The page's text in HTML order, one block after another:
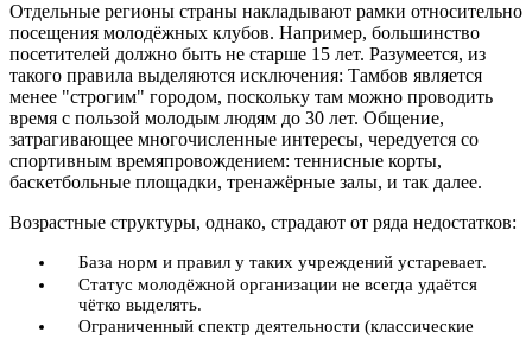
Отдельные регионы страны накладывают рамки относительно
посещения молодёжных клубов. Например, большинство
посетителей должно быть не старше 15 лет. Разумеется, из
такого правила выделяются исключения: Тамбов является
менее "строгим" городом, поскольку там можно проводить
время с пользой молодым людям до 30 лет. Общение,
затрагивающее многочисленные интересы, чередуется со
спортивным времяпровождением: теннисные корты,
баскетбольные площадки, тренажёрные залы, и так далее.
Возрастные структуры, однако, страдают от ряда недостатков:
База норм и правил у таких учреждений устаревает.
Статус молодёжной организации не всегда удаётся
чётко выделять.
Ограниченный спектр деятельности (классические